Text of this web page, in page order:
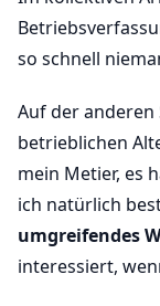
so schnell
Auf der anderen
betrieblichen
mein Metier, es
ich natürlich
umgreifendes
interessiert,